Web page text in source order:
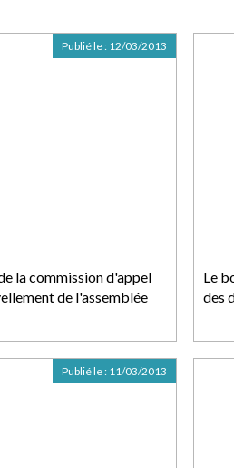
la commission d'appel
de l'assemblée
Publié le : 12/03/2013
Le
des
Publié le : 11/03/2013